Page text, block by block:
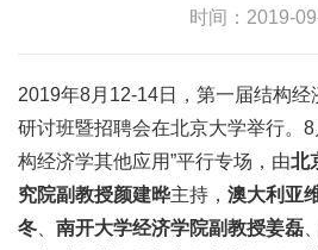
时间：2019-
2019年8月12-14日，第一届结构经
研讨班暨招聘会在北京大学举行。
构经济学其他应用”平行专场，由北
究院副教授颜建晔主持， 澳大利亚
冬
南开大学经济学院副教授姜磊